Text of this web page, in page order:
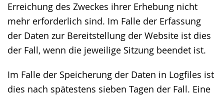
Erreichung des Zweckes ihrer Erhebung nicht
mehr erforderlich sind. Im Falle der Erfassung
der Daten zur Bereitstellung der Website ist dies
der Fall, wenn die jeweilige Sitzung beendet ist.
Im Falle der Speicherung der Daten in Logfiles ist
dies nach spätestens sieben Tagen der Fall. Eine